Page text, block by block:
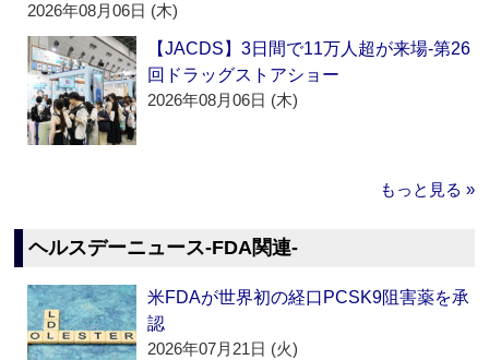
2026年08月06日 (木)
【JACDS】3日間で11万人超が来場‐第26
回ドラッグストアショー
2026年08月06日 (木)
もっと見る »
ヘルスデーニュース‐FDA関連‐
米FDAが世界初の経口PCSK9阻害薬を承
認
2026年07月21日 (火)